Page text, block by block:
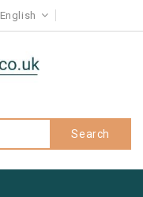
English
Search